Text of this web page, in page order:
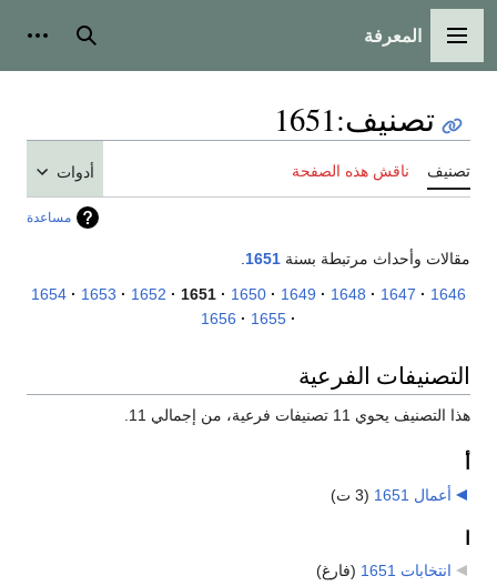
القائمة الرئيسية
المعرفة بحث
تصنيف:
1651
تصنيف ناقش هذه الصفحة أدوات
مساعدة
مقالات وأحداث مرتبطة بسنة 1651
1646
1647
1648
1649
1650
1651
1652
1653
1654
1655
1656
التصنيفات الفرعية
هذا التصنيف يحوي 11 تصنيفات فرعية، من إجمالي 11.
أعمال 1651 (3 ت)
انتخابات 1651
(فارغ)